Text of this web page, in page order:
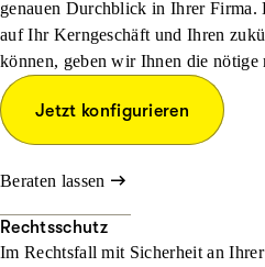
genauen Durchblick in Ihrer Firma.
auf Ihr Kerngeschäft und Ihren
können, geben wir Ihnen die nötige
Jetzt konfigurieren
Beraten lassen
Rechtsschutz
Im Rechtsfall mit Sicher­heit an Ihrer